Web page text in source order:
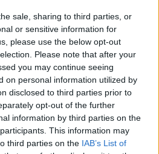
sale, sharing to third parties, or
or sensitive information for
please use the below opt-out
Please note that after your
you may continue seeing
on personal information utilized by
disclosed to third parties prior to
opt-out of the further
information by third parties on the
This information may
third parties on the IAB’s List of
un miros insuportabil